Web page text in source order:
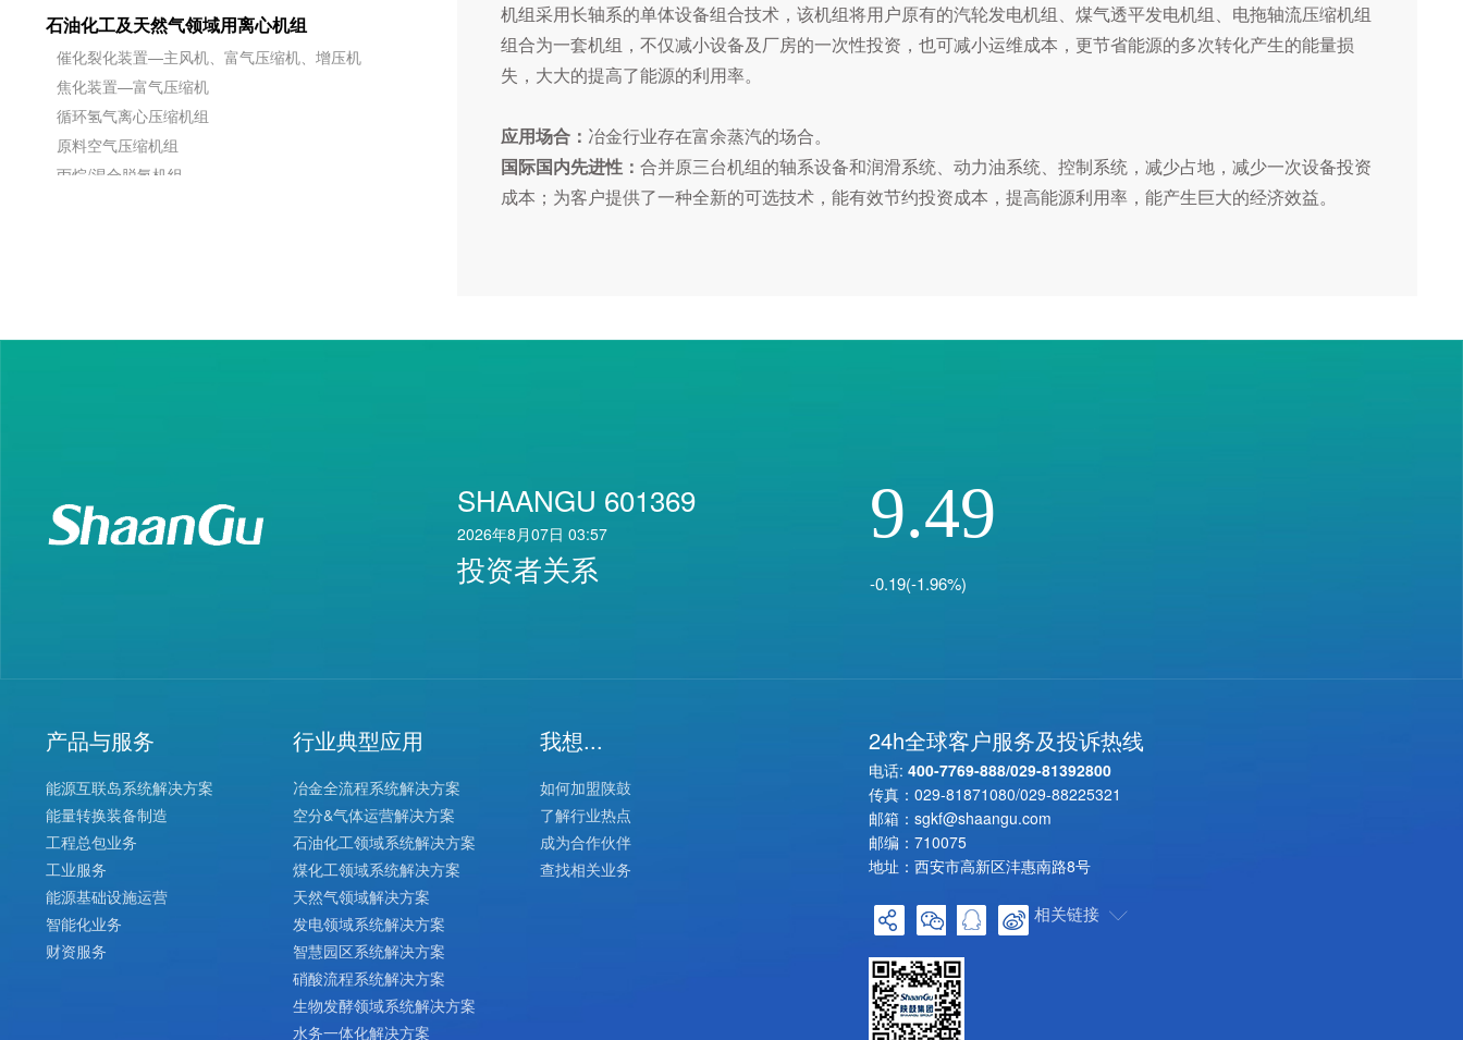
石油化工及天然气领域用离心机组
催化裂化装置—主风机、富气压缩机、增压机
焦化装置—富气压缩机
循环氢气离心压缩机组
原料空气压缩机组
丙烷/混合脱氢机组
合成氨装置合成气机组
高炉余压能量回收透平机组（TRT）
机组采用长轴系的单体设备组合技术，该机组将用户原有的汽轮发电机组、煤气透平发电机组、电拖轴流压缩机组
组合为一套机组，不仅减小设备及厂房的一次性投资，也可减小运维成本，更节省能源的多次转化产生的能量损
失，大大的提高了能源的利用率。
应用场合： 冶金行业存在富余蒸汽的场合。
国际国内先进性： 合并原三台机组的轴系设备和润滑系统、动力油系统、控制系统，减少占地，减少一次设备投资
成本；为客户提供了一种全新的可选技术，能有效节约投资成本，提高能源利用率，能产生巨大的经济效益。
SHAANGU 601369
2026年8月07日 03:57
投资者关系
9.49
-0.19(-1.96%)
产品与服务
能源互联岛系统解决方案
能量转换装备制造
工程总包业务
工业服务
能源基础设施运营
智能化业务
财资服务
行业典型应用
冶金全流程系统解决方案
空分&气体运营解决方案
石油化工领域系统解决方案
煤化工领域系统解决方案
天然气领域解决方案
发电领域系统解决方案
智慧园区系统解决方案
硝酸流程系统解决方案
生物发酵领域系统解决方案
水务一体化解决方案
我想...
如何加盟陕鼓
了解行业热点
成为合作伙伴
查找相关业务
24h全球客户服务及投诉热线
电话: 400-7769-888/029-81392800
传真： 029-81871080/029-88225321
邮箱： sgkf@shaangu.com
邮编：710075
地址：西安市高新区沣惠南路8号
相关链接 